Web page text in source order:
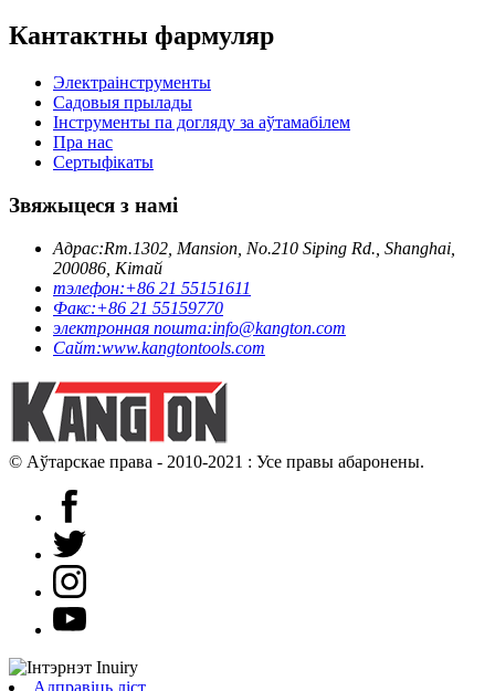
Кантактны фармуляр
Электраінструменты
Садовыя прылады
Інструменты па догляду за аўтамабілем
Пра нас
Сертыфікаты
Звяжыцеся з намі
Адрас:Rm.1302, Mansion, No.210 Siping Rd., Shanghai,
200086, Кітай
тэлефон:+86 21 55151611
Факс:+86 21 55159770
электронная пошта:info@kangton.com
Сайт:www.kangtontools.com
© Аўтарскае права - 2010-2021 : Усе правы абаронены.
Адправіць ліст